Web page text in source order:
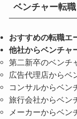
ベンチャー転職
おすすめの転職エ
他社からベンチャ
第二新卒のベンチ
広告代理店からベ
コンサルからベン
旅行会社からベン
メーカーからベン